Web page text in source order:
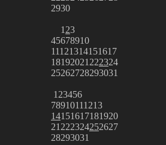
2930
1 23
45678910
11121314151617
18192021 222324
25262728293031
1 23456
78910111213
14151617181920
21 222324252627
28293031